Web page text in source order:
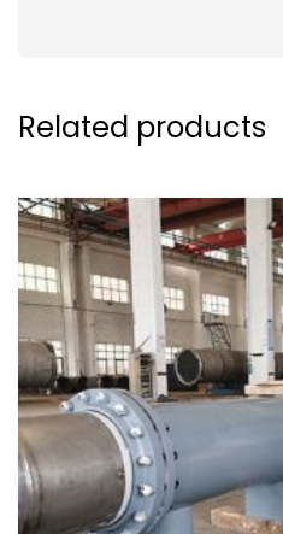
Related products